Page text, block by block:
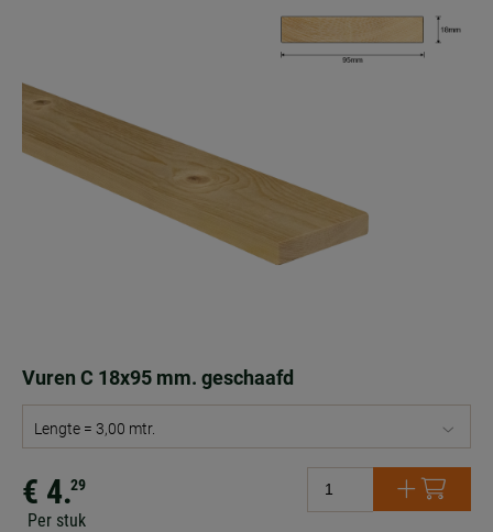
Vuren C 18x95 mm. geschaafd
Lengte = 3,00 mtr.
€ 4.29
Per stuk